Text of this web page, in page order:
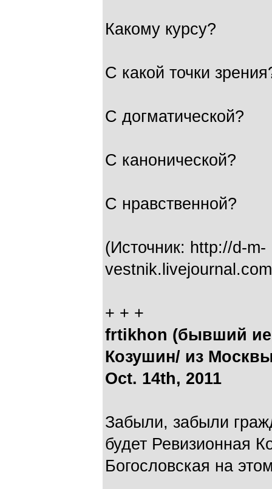
Какому курсу?
С какой точки
С догматической?
С канонической?
С нравственной?
(Источник: http://d-m-
+ + +
frtikhon (бывший
Козушин/ из
Oct. 14th, 2011
Забыли, забыли
будет Ревизионная
Богословская на